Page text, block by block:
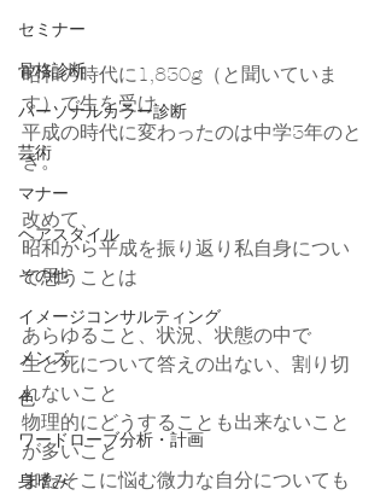
セミナー
骨格診断
パーソナルカラー診断
芸術
マナー
ヘアスタイル
その他
イメージコンサルティング
メンズ
色
ワードローブ分析・計画
身嗜み
昭和の時代に1,830g（と聞いていま
す）で生を受け、
平成の時代に変わったのは中学3年のと
き。
改めて、
昭和から平成を振り返り私自身につい
て思うことは
あらゆること、状況、状態の中で
生と死について答えの出ない、割り切
れないこと
物理的にどうすることも出来ないこと
が多いこと
またそこに悩む微力な自分についても